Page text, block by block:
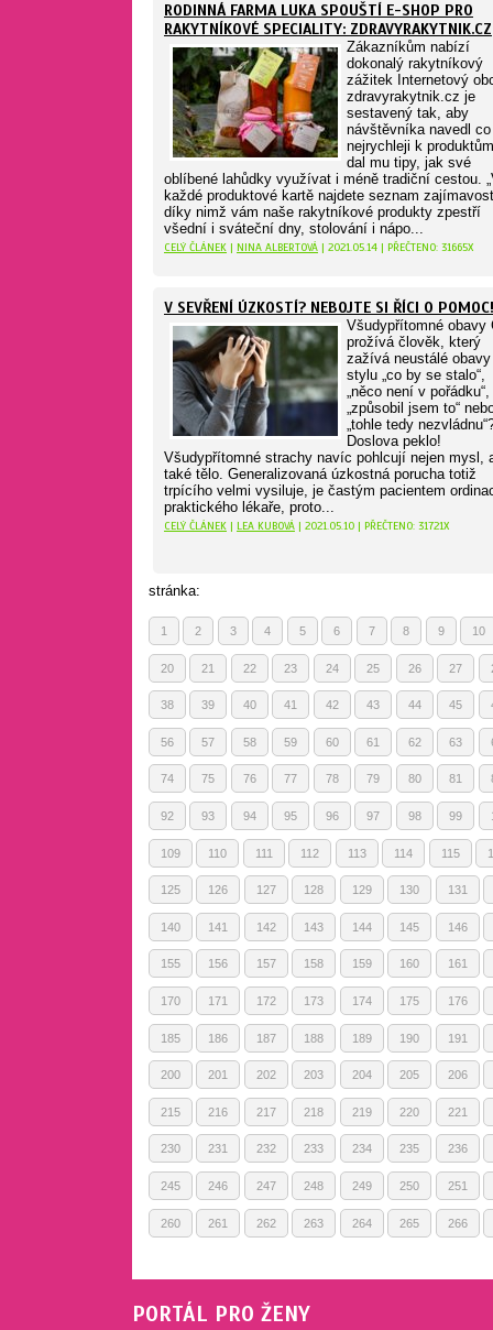
RODINNÁ FARMA LUKA SPOUŠTÍ E-SHOP PRO
RAKYTNÍKOVÉ SPECIALITY: ZDRAVYRAKYTNIK.CZ
Zákazníkům nabízí
dokonalý rakytníkový
zážitek Internetový
zdravyrakytnik.cz je
sestavený tak, aby
návštěvníka navedl co
nejrychleji k
dal mu tipy, jak své
oblíbené lahůdky využívat i méně tradiční cestou.
každé produktové kartě najdete seznam
díky nimž vám naše rakytníkové produkty zpestří
všední i sváteční dny, stolování i nápo...
CELÝ ČLÁNEK | NINA ALBERTOVÁ | 2021.05.14 | PŘEČTENO: 31665X
V SEVŘENÍ ÚZKOSTÍ? NEBOJTE SI ŘÍCI O POMOC!
Všudypřítomné obavy
prožívá člověk, který
zažívá neustálé
stylu „co by se stalo“,
„něco není v pořádku“,
„způsobil jsem to“
„tohle tedy
Doslova peklo!
Všudypřítomné strachy navíc pohlcují nejen mysl,
také tělo. Generalizovaná úzkostná porucha totiž
trpícího velmi vysiluje, je častým pacientem
praktického lékaře, proto...
CELÝ ČLÁNEK | LEA KUBOVÁ | 2021.05.10 | PŘEČTENO: 31721X
stránka:
1 2 3 4 5 6 7 8 9 10
20 21 22 23 24 25 26 27
38 39 40 41 42 43 44 45
56 57 58 59 60 61 62 63
74 75 76 77 78 79 80 81
92 93 94 95 96 97 98 99
109 110 111 112 113 114 115
125 126 127 128 129 130 131
140 141 142 143 144 145 146
155 156 157 158 159 160 161
170 171 172 173 174 175 176
185 186 187 188 189 190 191
200 201 202 203 204 205 206
215 216 217 218 219 220 221
230 231 232 233 234 235 236
245 246 247 248 249 250 251
260 261 262 263 264 265 266
PORTÁL PRO ŽENY